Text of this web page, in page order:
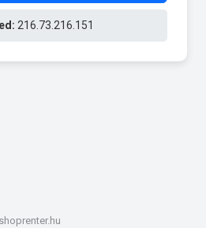
216.73.216.151
shoprenter.hu